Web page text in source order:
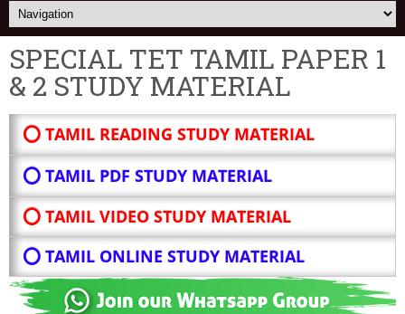
SPECIAL TET TAMIL PAPER 1
& 2 STUDY MATERIAL
⭕ TAMIL READING STUDY MATERIAL
⭕ TAMIL PDF STUDY MATERIAL
⭕ TAMIL VIDEO STUDY MATERIAL
⭕ TAMIL ONLINE STUDY MATERIAL